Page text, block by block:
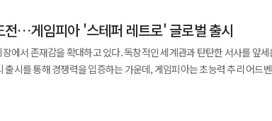
상호 협력을 기반으로 고등교육의 디지털 전환을 함께 추진하기로 했
베트남 학생을 위한 사이버교육센터
교육의 디지털 전환을 위한 첨단 원격교육 모델 시범 운영 ▲원대협
협력 ▲추천 학생 대상 등록금 감면과 장학금 지원 ▲학생 교류와 공동
통해 베트남 국립호치민대학교
전…게임피아 '스테퍼 레트로' 글로벌 출시
에서 존재감을 확대하고 있다. 독창적인 세계관과 탄탄한 서사를 앞세
시를 통해 경쟁력을 입증하는 가운데, 게임피아는 초능력 추리 어드
장에 선보이며 스토리 중심 게임 시장 공략에 나선다. 23일 게임피아는